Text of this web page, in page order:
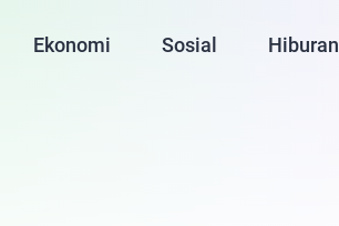
Ekonomi Sosial Hiburan